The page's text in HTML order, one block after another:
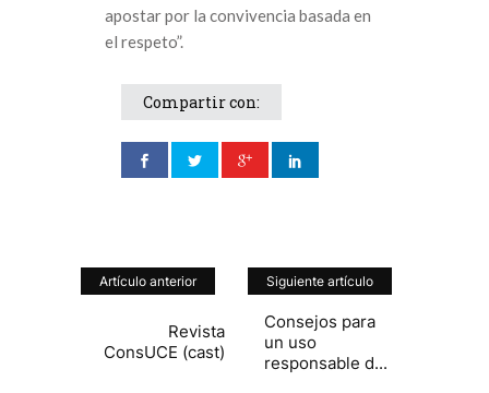
apostar por la convivencia basada en
el respeto”.
Compartir con:
Artículo anterior
Revista
ConsUCE (cast)
Siguiente artículo
Consejos para
un uso
responsable d...